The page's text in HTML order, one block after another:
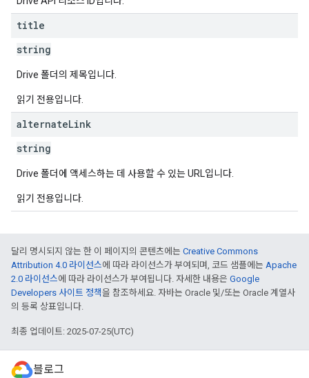
title
string
Drive 폴더의 제목입니다.
읽기 전용입니다.
alternateLink
string
Drive 폴더에 액세스하는 데 사용할 수 있는 URL입니다.
읽기 전용입니다.
달리 명시되지 않는 한 이 페이지의 콘텐츠에는 Creative Commons
Attribution 4.0 라이선스에 따라 라이선스가 부여되며, 코드 샘플에는 Apache
2.0 라이선스에 따라 라이선스가 부여됩니다. 자세한 내용은 Google
Developers 사이트 정책을 참조하세요. 자바는 Oracle 및/또는 Oracle 계열사
의 등록 상표입니다.
최종 업데이트: 2025-07-25(UTC)
블로그